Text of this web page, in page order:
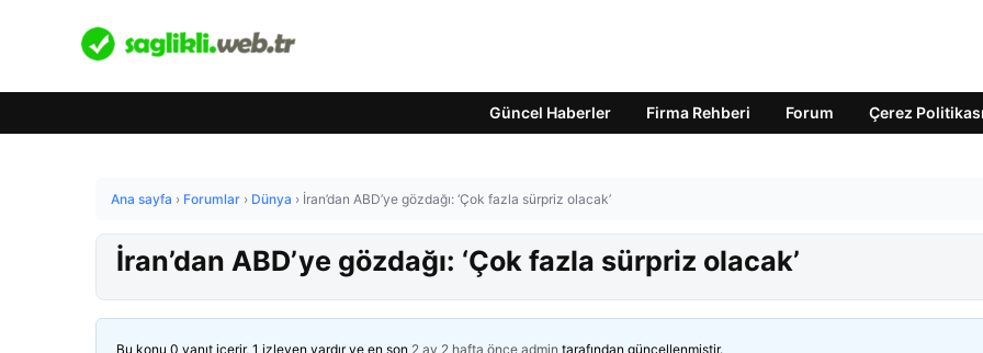
Güncel Haberler Firma Rehberi Forum Çerez Politikası
Ana sayfa › Forumlar › Dünya › İran’dan ABD’ye gözdağı: ‘Çok fazla sürpriz olacak’
İran’dan ABD’ye gözdağı: ‘Çok fazla sürpriz olacak’
Bu konu 0 yanıt içerir, 1 izleyen vardır ve en son 2 ay 2 hafta önce admin tarafından güncellenmiştir.